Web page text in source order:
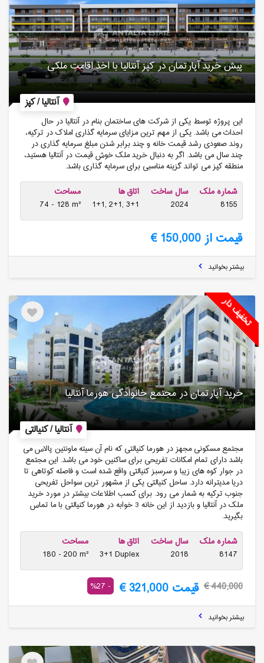
پیش خرید آپارتمان در کپز آنتالیا با اخذ اقامت ملکی
آنتالیا / کپز
این پروژه توسط یکی از شرکت های ساختمان بنام در آنتالیا در حال
احداث می باشد. یکی از مهم ترین مزایای سرمایه گذاری املاک در ترکیه،
روند صعودی رشد قیمت خانه و چند برابر شدن مبلغ سرمایه گذاری در
چند سال می باشد. اگر به دنبال خرید ملک خوش قیمت در آنتالیا هستید،
منطقه کپز می تواند گزینه مناسبی برای سرمایه گذاری باشد.
شماره ملک
8155
سال ساخت
2024
اتاق ها
1+1, 2+1, 3+1
مساحت
74 - 128 m²
قیمت از 150,000 €
بیشتر بخوانید
تخفیف دار
خرید آپارتمان در مجتمع خانوادگی هورما آنتالیا
آنتالیا / کنیالتی
مجتمع مسکونی مجهز در هورما کنیالتی که نام آن سیته ماونتین پالاس می
باشد دارای تمام امکانات تفریحی برای ساکنین خود می باشد. این مجتمع
در جوار کوه های زیبا و سرسبز کنیالتی واقع شده است و فاصله کوتاهی تا
دریا مدیترانه دارد. ساحل کنیالتی یکی از مشهور ترین سواحل تفریحی
جنوب ترکیه به شمار می رود. برای کسب اطلاعات بیشتر در مورد خرید
ملک در آنتالیا و بازدید از این خانه 3 خوابه در هورما کنیالتی با ما تماس
بگیرید.
شماره ملک
8147
سال ساخت
2018
اتاق ها
3+1 Duplex
مساحت
180 - 200 m²
440,000 € قیمت 321,000 € - 27%
بیشتر بخوانید